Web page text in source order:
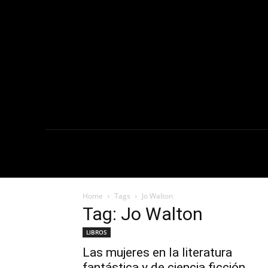
Home Tags Jo Walton
Tag: Jo Walton
LIBROS
Las mujeres en la literatura